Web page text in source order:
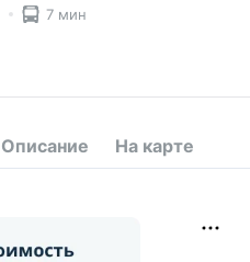
7 мин
Описание На карте